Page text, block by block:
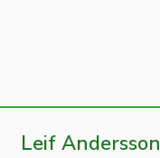
Leif Andersson